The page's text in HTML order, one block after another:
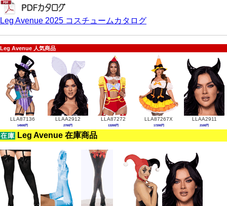
Leg Avenue 2025 コスチュームカタログ
Leg Avenue 人気商品
LLA87136
14500円
LLAA2912
2700円
LLA87272
13200円
LLA87267X
17200円
LLAA2911
2100円
Leg Avenue 在庫商品